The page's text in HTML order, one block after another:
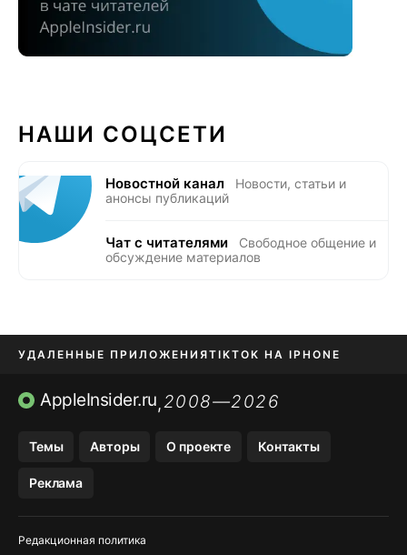
НАШИ СОЦСЕТИ
Новостной канал
Новости, статьи и
анонсы публикаций
Чат с читателями
Свободное общение и
обсуждение материалов
УДАЛЕННЫЕ ПРИЛОЖЕНИЯTIKTOK НА IPHONE
ПРИЛОЖЕНИЯ БЕЗ APP STORE
AppleInsider.ru,2008—2026
Темы Авторы О проекте Контакты
Реклама
Редакционная политика